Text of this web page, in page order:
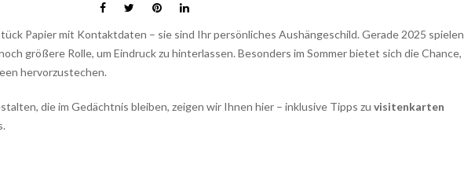
Papier mit Kontaktdaten – sie sind Ihr persönliches Aushängeschild. Gerade 2025 spielen
größere Rolle, um Eindruck zu hinterlassen. Besonders im Sommer bietet sich die Chance,
hervorzustechen.
die im Gedächtnis bleiben, zeigen wir Ihnen hier – inklusive Tipps zu visitenkarten